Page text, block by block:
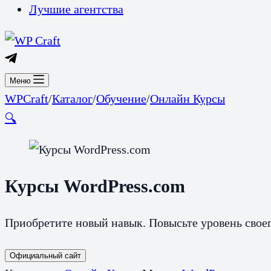
Лучшие агентства
Меню
WPCraft/Каталог/Обучение/Онлайн Курсы
🔍
Курсы WordPress.com
Приобретите новый навык. Повысьте уровень
Официальный сайт